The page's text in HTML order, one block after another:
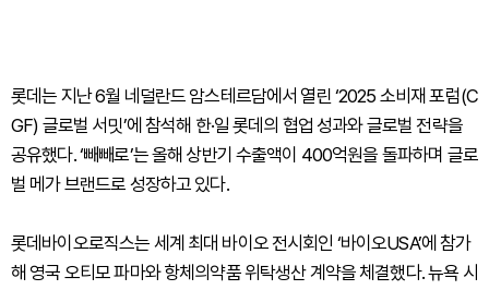
롯데는 지난 6월 네덜란드 암스테르담에서 열린 ‘2025 소비재 포럼(C
GF) 글로벌 서밋’에 참석해 한·일 롯데의 협업 성과와 글로벌 전략을
공유했다. ‘빼빼로’는 올해 상반기 수출액이 400억원을 돌파하며 글로
벌 메가 브랜드로 성장하고 있다.
롯데바이오로직스는 세계 최대 바이오 전시회인 ‘바이오USA’에 참가
해 영국 오티모 파마와 항체의약품 위탁생산 계약을 체결했다. 뉴욕 시